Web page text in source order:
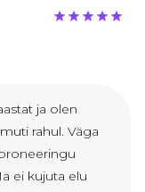
ja olen
rahul. Väga
ei kujuta elu